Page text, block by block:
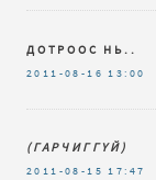
ДОТРООС НЬ..
2011-08-16 13:00
(ГАРЧИГГҮЙ)
2011-08-15 17:47